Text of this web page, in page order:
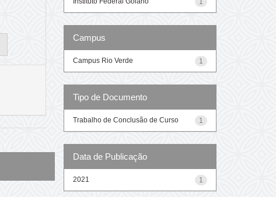
Campus
1
Campus Rio Verde
Tipo de Documento
1
Trabalho de Conclusão de Curso
Data de Publicação
1
2021